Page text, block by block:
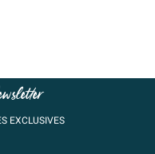
EXCLUSIVES